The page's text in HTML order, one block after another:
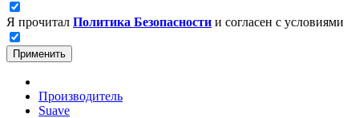
Я прочитал Политика Безопасности и согласен с условиями
Применить
Производитель
Suave